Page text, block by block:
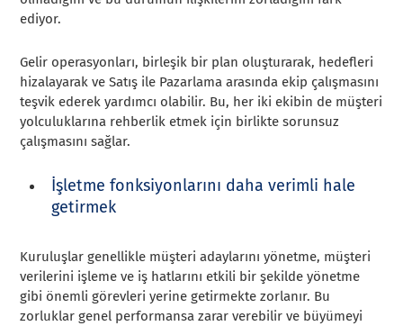
ediyor.
Gelir operasyonları, birleşik bir plan oluşturarak, hedefleri
hizalayarak ve Satış ile Pazarlama arasında ekip çalışmasını
teşvik ederek yardımcı olabilir. Bu, her iki ekibin de müşteri
yolculuklarına rehberlik etmek için birlikte sorunsuz
çalışmasını sağlar.
İşletme fonksiyonlarını daha verimli hale
getirmek
Kuruluşlar genellikle müşteri adaylarını yönetme, müşteri
verilerini işleme ve iş hatlarını etkili bir şekilde yönetme
gibi önemli görevleri yerine getirmekte zorlanır. Bu
zorluklar genel performansa zarar verebilir ve büyümeyi